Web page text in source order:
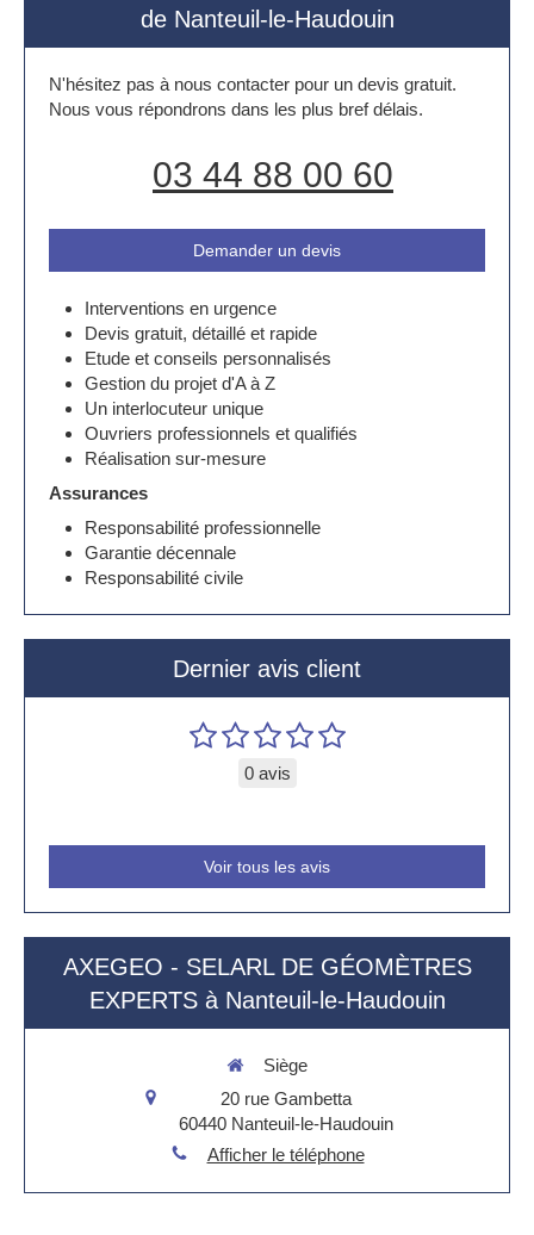
de Nanteuil-le-Haudouin
N'hésitez pas à nous contacter pour un devis gratuit.
Nous vous répondrons dans les plus bref délais.
03 44 88 00 60
Demander un devis
Interventions en urgence
Devis gratuit, détaillé et rapide
Etude et conseils personnalisés
Gestion du projet d'A à Z
Un interlocuteur unique
Ouvriers professionnels et qualifiés
Réalisation sur-mesure
Assurances
Responsabilité professionnelle
Garantie décennale
Responsabilité civile
Dernier avis client
0 avis
Voir tous les avis
AXEGEO - SELARL DE GÉOMÈTRES
EXPERTS à Nanteuil-le-Haudouin
Siège
20 rue Gambetta
60440 Nanteuil-le-Haudouin
Afficher le téléphone